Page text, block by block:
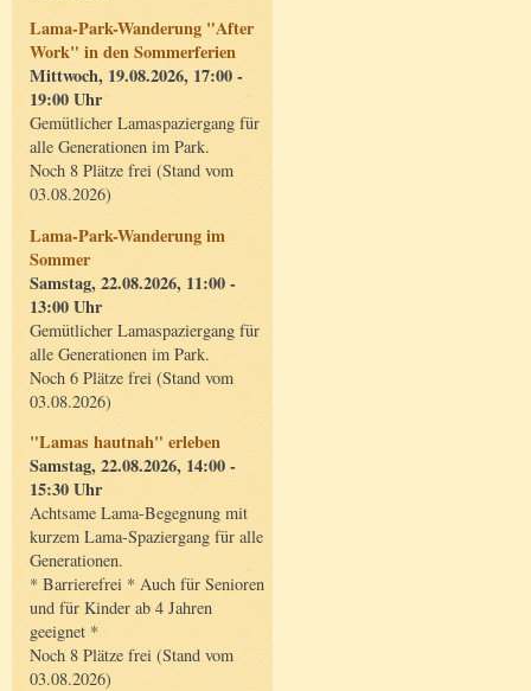
Lama-Park-Wanderung "After
Work" in den Sommerferien
Mittwoch, 19.08.2026, 17:00 -
19:00 Uhr
Gemütlicher Lamaspaziergang für
alle Generationen im Park.
Noch 8 Plätze frei (Stand vom
03.08.2026)
Lama-Park-Wanderung im
Sommer
Samstag, 22.08.2026, 11:00 -
13:00 Uhr
Gemütlicher Lamaspaziergang für
alle Generationen im Park.
Noch 6 Plätze frei (Stand vom
03.08.2026)
"Lamas hautnah" erleben
Samstag, 22.08.2026, 14:00 -
15:30 Uhr
Achtsame Lama-Begegnung mit
kurzem Lama-Spaziergang für alle
Generationen.
* Barrierefrei * Auch für Senioren
und für Kinder ab 4 Jahren
geeignet *
Noch 8 Plätze frei (Stand vom
03.08.2026)